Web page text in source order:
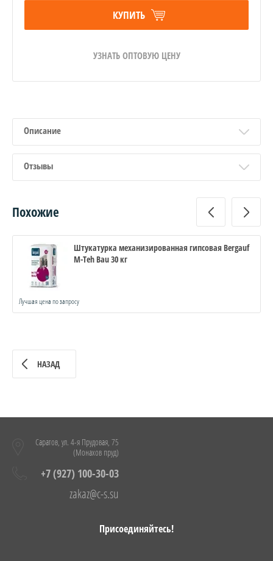
КУПИТЬ
УЗНАТЬ ОПТОВУЮ ЦЕНУ
Описание
Отзывы
Похожие
Штукатурка механизированная гипсовая Bergauf
M-Teh Bau 30 кг
Лучшая цена по запросу
НАЗАД
Саратов, ул. 4-я Прудовая, 75
(Монахов пруд)
+7 (927) 100-30-03
zakaz@c-s.su
Присоединяйтесь!